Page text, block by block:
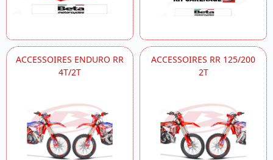
ACCESSOIRES ENDURO RR
4T/2T
ACCESSOIRES RR 125/200
2T